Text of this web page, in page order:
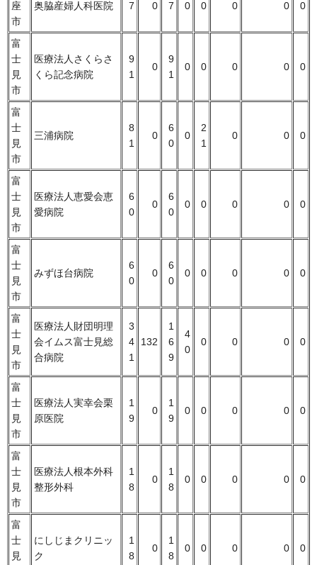
座
市
奥脇産婦人科医院 7 0 7 0 0 0 0 0
富
士
見
市
医療法人さくらさ
くら記念病院
9
1
0
9
1
0 0 0 0 0
富
士
見
市
三浦病院
8
1
0
6
0
0
2
1
0 0 0
富
士
見
市
医療法人恵愛会恵
愛病院
6
0
0
6
0
0 0 0 0 0
富
士
見
市
みずほ台病院
6
0
0
6
0
0 0 0 0 0
富
士
見
市
医療法人財団明理
会イムス富士見総
合病院
3
4
1
132
1
6
9
4
0
0 0 0 0
富
士
見
市
医療法人実幸会栗
原医院
1
9
0
1
9
0 0 0 0 0
富
士
見
市
医療法人根本外科
整形外科
1
8
0
1
8
0 0 0 0 0
富
士
見
にしじまクリニッ
ク
1
8
0
1
8
0 0 0 0 0